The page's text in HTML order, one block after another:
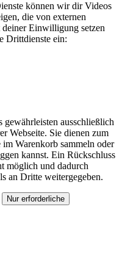
können wir dir Videos
die von externen
Einwilligung setzen
Drittdienste ein:
ausschließlich
Webseite. Sie dienen zum
Warenkorb sammeln oder
kannst. Ein Rückschluss
möglich und dadurch
an Dritte weitergegeben.
Nur erforderliche